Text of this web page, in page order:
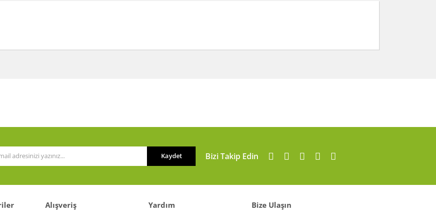
Kaydet Bizi Takip Edin
Alışveriş Yardım Bize Ulaşın